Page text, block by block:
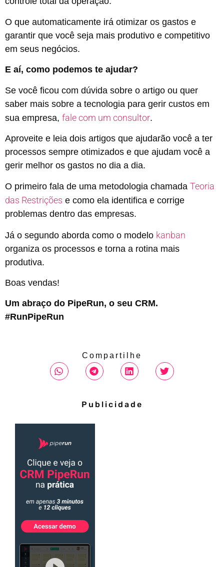
O que automaticamente irá otimizar os gastos e
garantir que você seja mais produtivo e competitivo
em seus negócios.
E aí, como podemos te ajudar?
Se você ficou com dúvida sobre o artigo ou quer
saber mais sobre a tecnologia para gerir custos em
sua empresa, fale com um consultor.
Aproveite e leia dois artigos que ajudarão você a ter
processos sempre otimizados e que ajudam você a
gerir melhor os gastos no dia a dia.
O primeiro fala de uma metodologia chamada Teoria
das Restrições e como ela identifica e corrige
problemas dentro das empresas.
Já o segundo aborda como o modelo kanban
organiza os processos e torna a rotina mais
produtiva.
Boas vendas!
Um abraço do PipeRun, o seu CRM.
#RunPipeRun
Compartilhe
Publicidade